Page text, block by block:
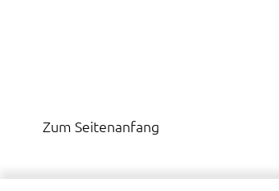
Zum Seitenanfang